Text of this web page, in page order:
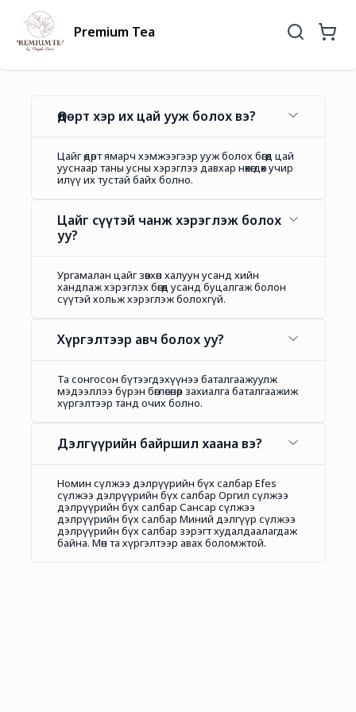
Premium Tea
Өдөрт хэр их цай ууж болох вэ?
Цайг өдөрт ямарч хэмжээгээр ууж болох бөгөөд цай
ууснаар таны усны хэрэглээ давхар нөхөгдөх учир
илүү их тустай байх болно.
Цайг сүүтэй чанж хэрэглэж болох
уу?
Ургамалан цайг зөвхөн халуун усанд хийн
хандлаж хэрэглэх бөгөөд усанд буцалгаж болон
сүүтэй хольж хэрэглэж болохгүй.
Хүргэлтээр авч болох уу?
Та сонгосон бүтээгдэхүүнээ баталгаажуулж
мэдээллээ бүрэн бөглөсөнөөр захиалга баталгаажиж
хүргэлтээр танд очих болно.
Дэлгүүрийн байршил хаана вэ?
Номин сүлжээ дэлрүүрийн бүх салбар Efes
сүлжээ дэлрүүрийн бүх салбар Оргил сүлжээ
дэлрүүрийн бүх салбар Сансар сүлжээ
дэлрүүрийн бүх салбар Миний дэлгүүр сүлжээ
дэлрүүрийн бүх салбар зэрэгт худалдаалагдаж
байна. Мөн та хүргэлтээр авах боломжтой.